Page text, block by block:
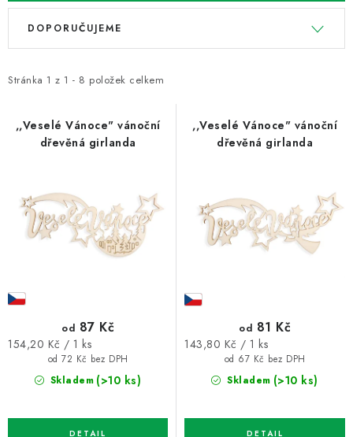
V
i
p
Stránka 1 z 1 - 8 položek celkem
Ř
e
ů
DOPORUČUJEME
,,Veselé Vánoce" vánoční
dřevěná girlanda
Skladem (>10 ks)
od 72 Kč bez DPH
od 87 Kč
Měrná
154,20 Kč / 1 ks
,,Veselé Vánoce" vánoční
dřevěná girlanda
Skladem (>10 ks)
od 67 Kč bez DPH
od 81 Kč
Měrná
143,80 Kč / 1 ks